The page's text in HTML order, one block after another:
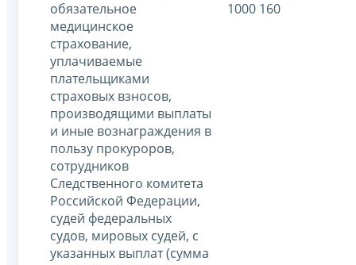
обязательное
медицинское
страхование,
уплачиваемые
плательщиками
страховых взносов,
производящими выплаты
и иные вознаграждения в
пользу прокуроров,
сотрудников
Следственного комитета
Российской Федерации,
судей федеральных
судов, мировых судей, с
указанных выплат (сумма
1000 160